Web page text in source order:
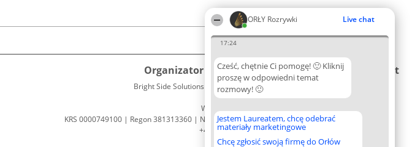
ORŁY Rozrywki Live chat
17:24
Cześć, chętnie Ci pomogę! 🙂 Kliknij
proszę w odpowiedni temat
rozmowy! 🙂
Jestem Laureatem, chcę odebrać
materiały marketingowe
Chcę zgłosić swoją firmę do Orłów
Organizator plebiscytu
Bright Side Solutions sp. z o. o. sp. k.
ul. Ruska 22
Wrocław 50-079
KRS 0000749100 | Regon 381313360 | NIP 8943132676
+48 508 492 400
Plebiscyt
Lista
Laureatów
Zasady
Regulamin
Kontakt